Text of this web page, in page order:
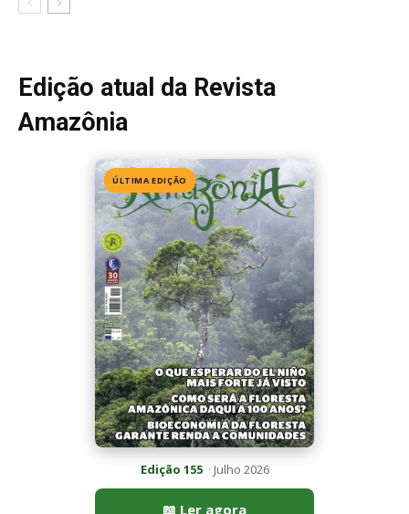
Edição 155· Julho 2026
📖 Ler agora
Mais lidas da semana